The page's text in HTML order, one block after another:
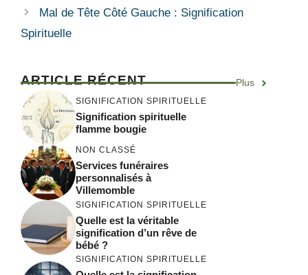
Mal de Tête Côté Gauche : Signification
Spirituelle
ARTICLE RÉCENT Plus
SIGNIFICATION SPIRITUELLE
Signification spirituelle
flamme bougie
NON CLASSÉ
Services funéraires
personnalisés à
Villemomble
SIGNIFICATION SPIRITUELLE
Quelle est la véritable
signification d’un rêve de
bébé ?
SIGNIFICATION SPIRITUELLE